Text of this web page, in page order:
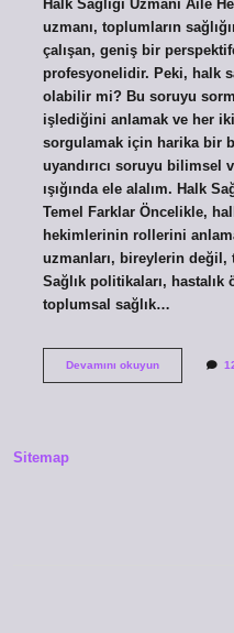
Halk Sağlığı Uzmanı Aile
uzmanı, toplumların
çalışan, geniş bir
profesyonelidir. Peki, halk
olabilir mi? Bu soruyu
işlediğini anlamak ve her
sorgulamak için harika bir
uyandırıcı soruyu bilimsel
ışığında ele alalım. Halk
Temel Farklar Öncelikle,
hekimlerinin rollerini
uzmanları, bireylerin değil,
Sağlık politikaları, hastalık
toplumsal sağlık…
Devamını okuyunHalk
Sitemap